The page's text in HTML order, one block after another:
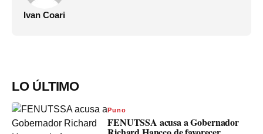
Ivan Coari
LO ÚLTIMO
Puno
FENUTSSA acusa a Gobernador